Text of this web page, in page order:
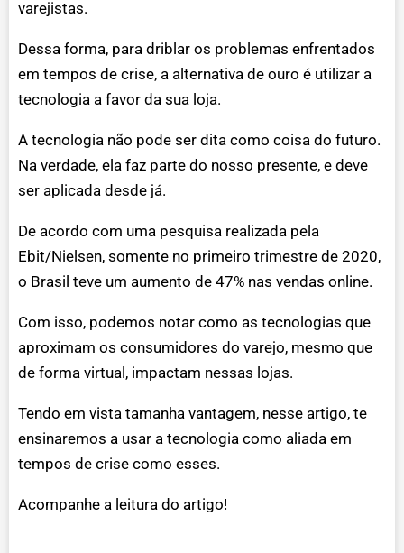
varejistas.
Dessa forma, para driblar os problemas enfrentados
em tempos de crise, a alternativa de ouro é utilizar a
tecnologia a favor da sua loja.
A tecnologia não pode ser dita como coisa do futuro.
Na verdade, ela faz parte do nosso presente, e deve
ser aplicada desde já.
De acordo com uma pesquisa realizada pela
Ebit/Nielsen, somente no primeiro trimestre de 2020,
o Brasil teve um aumento de 47% nas vendas online.
Com isso, podemos notar como as tecnologias que
aproximam os consumidores do varejo, mesmo que
de forma virtual, impactam nessas lojas.
Tendo em vista tamanha vantagem, nesse artigo, te
ensinaremos a usar a tecnologia como aliada em
tempos de crise como esses.
Acompanhe a leitura do artigo!